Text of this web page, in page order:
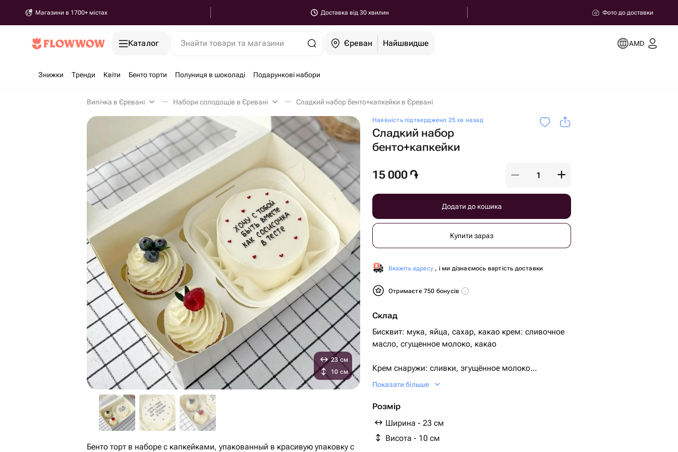
Магазини в 1700+ містах Доставка від 30 хвилин Фото до доставки
Каталог Знайти товари та магазини Єреван Найшвидше AMD
Знижки Тренди Квіти Бенто торти Полуниця в шоколаді Подарункові набори
Випічка в Єревані Набори солодощів в Єревані Сладкий набор бенто+капкейки в Єревані
Наявність підтверджено 25 хв назад
Сладкий набор
бенто+капкейки
15 000 ֏
Додати до кошика
Купити зараз
Вкажіть адресу , і ми дізнаємось вартість доставки
Отримаєте 750 бонусів
Склад
Бисквит: мука, яйца, сахар, какао крем: сливочное
масло, сгущенное молоко, какао
Крем снаружи: сливки, згущённое молоко
2) ванильный бисквит, ванильный крем.
Показати більше
Розмір
Ширина - 23 см
Висота - 10 см
23 см
10 см
Бенто торт в наборе с капкейками, упакованный в красивую упаковку с